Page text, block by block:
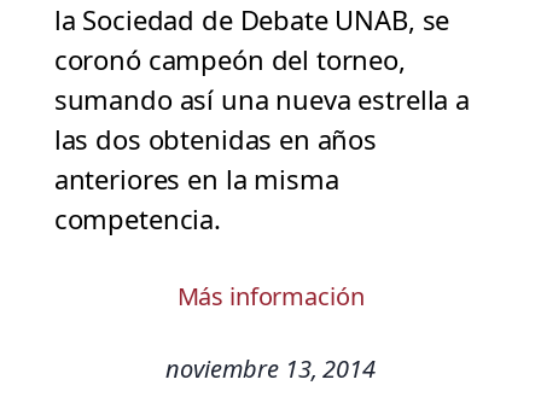
la Sociedad de Debate UNAB, se
coronó campeón del torneo,
sumando así una nueva estrella a
las dos obtenidas en años
anteriores en la misma
competencia.
Más información
noviembre 13, 2014